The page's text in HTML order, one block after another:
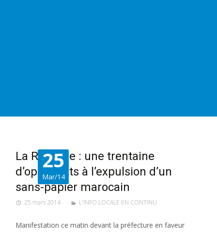
25
Mar/14
La Rochelle : une trentaine
d’opposants à l’expulsion d’un
sans-papier marocain
25 mars 2014 L'INFO LOCALE EN CONTINU
Manifestation ce matin devant la préfecture en faveur